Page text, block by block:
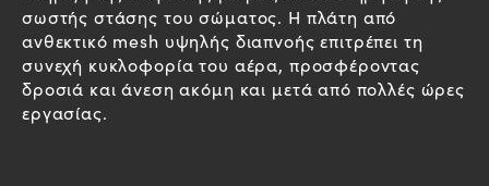
σωστής στάσης του σώματος. Η πλάτη από
ανθεκτικό mesh υψηλής διαπνοής επιτρέπει τη
συνεχή κυκλοφορία του αέρα, προσφέροντας
δροσιά και άνεση ακόμη και μετά από πολλές ώρες
εργασίας.